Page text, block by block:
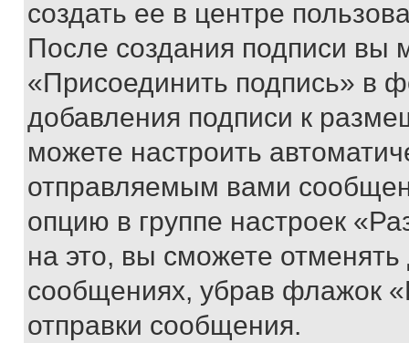
создать ее в центре
После создания подписи вы
«Присоединить подпись» в
добавления подписи к
можете настроить
отправляемым вами
опцию в группе настроек
на это, вы сможете
сообщениях, убрав флажок
отправки сообщения.